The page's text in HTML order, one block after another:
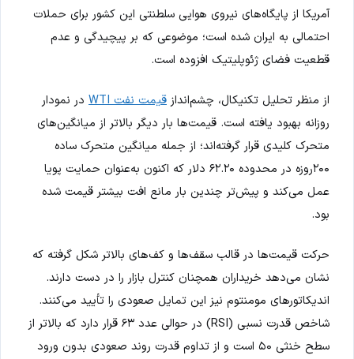
آمریکا از پایگاه‌های نیروی هوایی سلطنتی این کشور برای حملات
احتمالی به ایران شده است؛ موضوعی که بر پیچیدگی و عدم
قطعیت فضای ژئوپلیتیک افزوده است.
از منظر تحلیل تکنیکال، چشم‌انداز قیمت نفت WTI
در نمودار
روزانه بهبود یافته است. قیمت‌ها بار دیگر بالاتر از میانگین‌های
متحرک کلیدی قرار گرفته‌اند؛ از جمله میانگین متحرک ساده
۲۰۰روزه در محدوده ۶۲.۲۰ دلار که اکنون به‌عنوان حمایت پویا
عمل می‌کند و پیش‌تر چندین بار مانع افت بیشتر قیمت شده
بود.
حرکت قیمت‌ها در قالب سقف‌ها و کف‌های بالاتر شکل گرفته که
نشان می‌دهد خریداران همچنان کنترل بازار را در دست دارند.
اندیکاتورهای مومنتوم نیز این تمایل صعودی را تأیید می‌کنند.
شاخص قدرت نسبی (RSI) در حوالی عدد ۶۳ قرار دارد که بالاتر از
سطح خنثی ۵۰ است و از تداوم قدرت روند صعودی بدون ورود